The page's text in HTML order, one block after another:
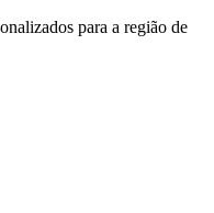
para a região de